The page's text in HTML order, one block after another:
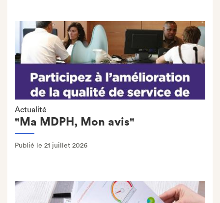
Actualité
"Ma MDPH, Mon avis"
Publié le 21 juillet 2026